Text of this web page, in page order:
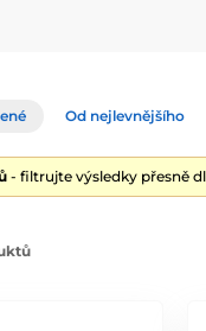
Od nejlevnějšího
- filtrujte výsledky přesně